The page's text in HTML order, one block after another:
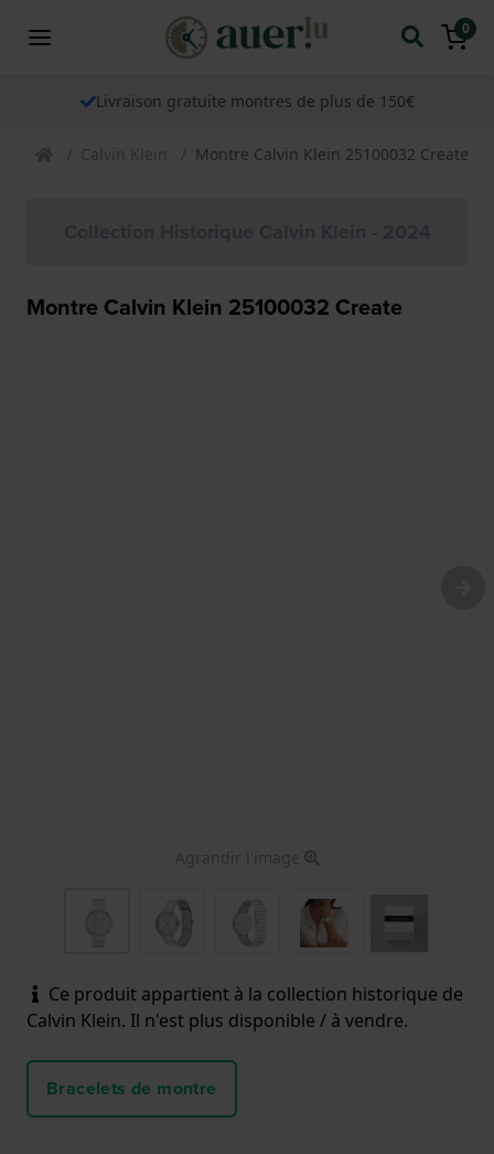
0
Livraison gratuite montres de plus de 150€
Calvin Klein Montre Calvin Klein 25100032 Create
Montre Calvin Klein 25100032 Create
Agrandir l'image
Ce produit appartient à la collection historique de
Calvin Klein. Il n'est plus disponible / à vendre.
Bracelets de montre